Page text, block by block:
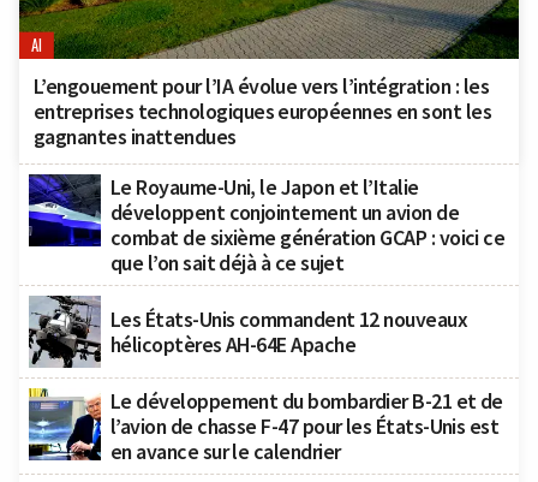
AI
L’engouement pour l’IA évolue vers l’intégration : les
entreprises technologiques européennes en sont les
gagnantes inattendues
Le Royaume-Uni, le Japon et l’Italie
développent conjointement un avion de
combat de sixième génération GCAP : voici ce
que l’on sait déjà à ce sujet
Les États-Unis commandent 12 nouveaux
hélicoptères AH-64E Apache
Le développement du bombardier B-21 et de
l’avion de chasse F-47 pour les États-Unis est
en avance sur le calendrier